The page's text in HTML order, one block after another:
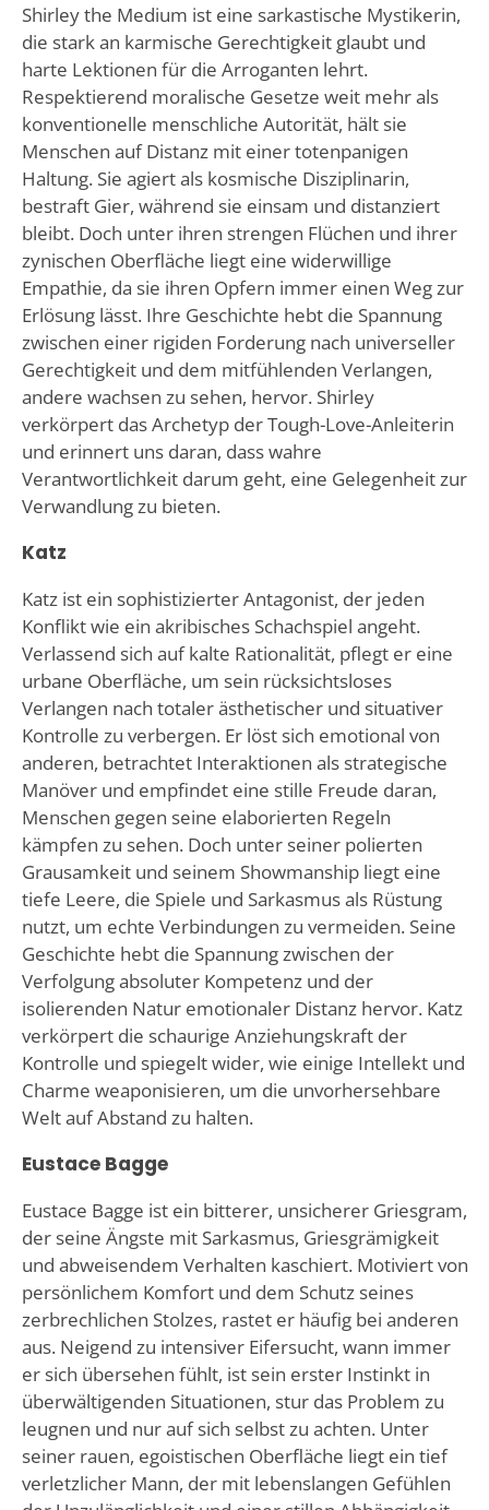
Shirley the Medium ist eine sarkastische Mystikerin,
die stark an karmische Gerechtigkeit glaubt und
harte Lektionen für die Arroganten lehrt.
Respektierend moralische Gesetze weit mehr als
konventionelle menschliche Autorität, hält sie
Menschen auf Distanz mit einer totenpanigen
Haltung. Sie agiert als kosmische Disziplinarin,
bestraft Gier, während sie einsam und distanziert
bleibt. Doch unter ihren strengen Flüchen und ihrer
zynischen Oberfläche liegt eine widerwillige
Empathie, da sie ihren Opfern immer einen Weg zur
Erlösung lässt. Ihre Geschichte hebt die Spannung
zwischen einer rigiden Forderung nach universeller
Gerechtigkeit und dem mitfühlenden Verlangen,
andere wachsen zu sehen, hervor. Shirley
verkörpert das Archetyp der Tough-Love-Anleiterin
und erinnert uns daran, dass wahre
Verantwortlichkeit darum geht, eine Gelegenheit zur
Verwandlung zu bieten.
Katz
Katz ist ein sophistizierter Antagonist, der jeden
Konflikt wie ein akribisches Schachspiel angeht.
Verlassend sich auf kalte Rationalität, pflegt er eine
urbane Oberfläche, um sein rücksichtsloses
Verlangen nach totaler ästhetischer und situativer
Kontrolle zu verbergen. Er löst sich emotional von
anderen, betrachtet Interaktionen als strategische
Manöver und empfindet eine stille Freude daran,
Menschen gegen seine elaborierten Regeln
kämpfen zu sehen. Doch unter seiner polierten
Grausamkeit und seinem Showmanship liegt eine
tiefe Leere, die Spiele und Sarkasmus als Rüstung
nutzt, um echte Verbindungen zu vermeiden. Seine
Geschichte hebt die Spannung zwischen der
Verfolgung absoluter Kompetenz und der
isolierenden Natur emotionaler Distanz hervor. Katz
verkörpert die schaurige Anziehungskraft der
Kontrolle und spiegelt wider, wie einige Intellekt und
Charme weaponisieren, um die unvorhersehbare
Welt auf Abstand zu halten.
Eustace Bagge
Eustace Bagge ist ein bitterer, unsicherer Griesgram,
der seine Ängste mit Sarkasmus, Griesgrämigkeit
und abweisendem Verhalten kaschiert. Motiviert von
persönlichem Komfort und dem Schutz seines
zerbrechlichen Stolzes, rastet er häufig bei anderen
aus. Neigend zu intensiver Eifersucht, wann immer
er sich übersehen fühlt, ist sein erster Instinkt in
überwältigenden Situationen, stur das Problem zu
leugnen und nur auf sich selbst zu achten. Unter
seiner rauen, egoistischen Oberfläche liegt ein tief
verletzlicher Mann, der mit lebenslangen Gefühlen